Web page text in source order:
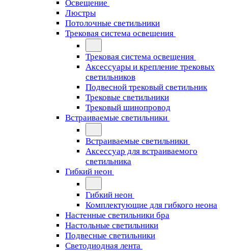
Освещение
Люстры
Потолочные светильники
Трековая система освещения
Трековая система освещения
Аксессуары и крепление трековых
светильников
Подвесной трековый светильник
Трековые светильники
Трековый шинопровод
Встраиваемые светильники
Встраиваемые светильники
Аксессуар для встраиваемого
светильника
Гибкий неон
Гибкий неон
Комплектующие для гибкого неона
Настенные светильники бра
Настольные светильники
Подвесные светильники
Светодиодная лента